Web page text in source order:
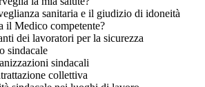
sanitaria e il giudizio di idoneità
il Medico competente?
dei lavoratori per la sicurezza
sindacale
sindacali
collettiva